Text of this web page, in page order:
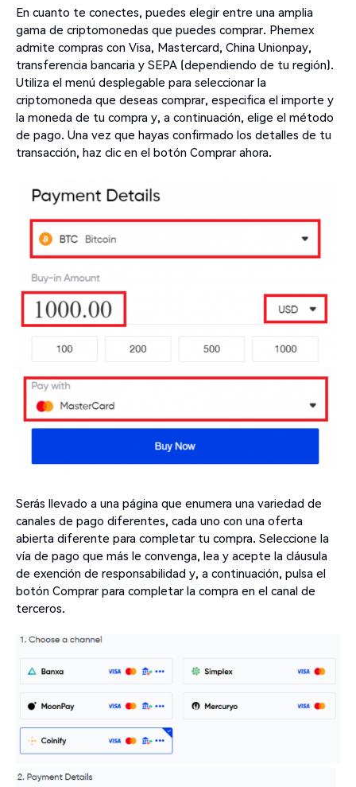
En cuanto te conectes, puedes elegir entre una amplia
gama de criptomonedas que puedes comprar. Phemex
admite compras con Visa, Mastercard, China Unionpay,
transferencia bancaria y SEPA (dependiendo de tu región).
Utiliza el menú desplegable para seleccionar la
criptomoneda que deseas comprar, especifica el importe y
la moneda de tu compra y, a continuación, elige el método
de pago. Una vez que hayas confirmado los detalles de tu
transacción, haz clic en el botón Comprar ahora.
Serás llevado a una página que enumera una variedad de
canales de pago diferentes, cada uno con una oferta
abierta diferente para completar tu compra. Seleccione la
vía de pago que más le convenga, lea y acepte la cláusula
de exención de responsabilidad y, a continuación, pulsa el
botón Comprar para completar la compra en el canal de
terceros.